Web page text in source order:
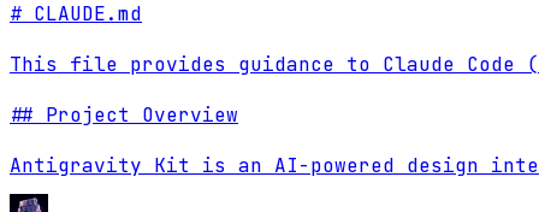
# CLAUDE.md
This file provides guidance to Claude
## Project Overview
Antigravity Kit is an AI-powered design